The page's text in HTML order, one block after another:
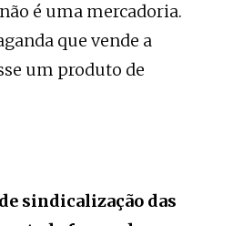
é uma mercadoria.
que vende a
um produto de
sindicalização das